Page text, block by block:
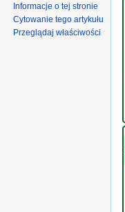
Informacje o tej stronie
Cytowanie tego artykułu
Przeglądaj właściwości